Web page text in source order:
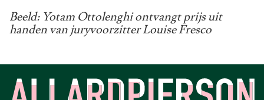
Beeld: Yotam Ottolenghi ontvangt prijs uit
handen van juryvoorzitter Louise Fresco